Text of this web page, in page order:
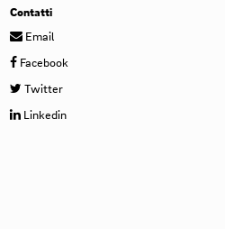
Contatti
Email
Facebook
Twitter
Linkedin